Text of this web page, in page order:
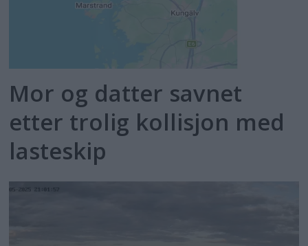
Mor og datter savnet
etter trolig kollisjon med
lasteskip